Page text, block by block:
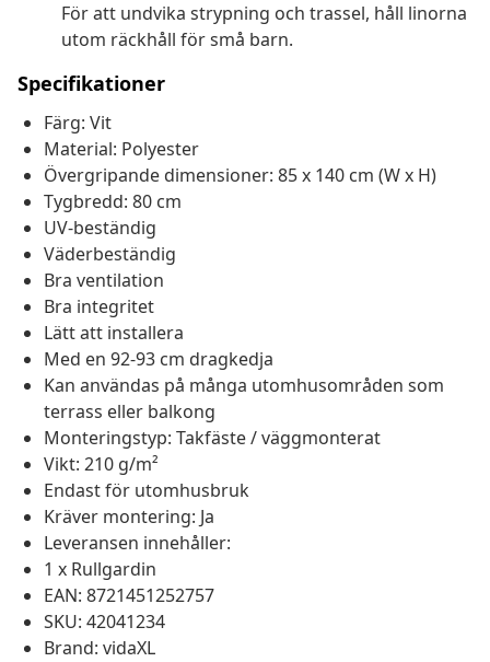
För att undvika strypning och trassel, håll linorna
utom räckhåll för små barn.
Specifikationer
Färg: Vit
Material: Polyester
Övergripande dimensioner: 85 x 140 cm (W x H)
Tygbredd: 80 cm
UV-beständig
Väderbeständig
Bra ventilation
Bra integritet
Lätt att installera
Med en 92-93 cm dragkedja
Kan användas på många utomhusområden som
terrass eller balkong
Monteringstyp: Takfäste / väggmonterat
Vikt: 210 g/m²
Endast för utomhusbruk
Kräver montering: Ja
Leveransen innehåller:
1 x Rullgardin
EAN: 8721451252757
SKU: 42041234
Brand: vidaXL